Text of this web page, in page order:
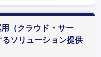
（クラウド・サー
ソリューション提供